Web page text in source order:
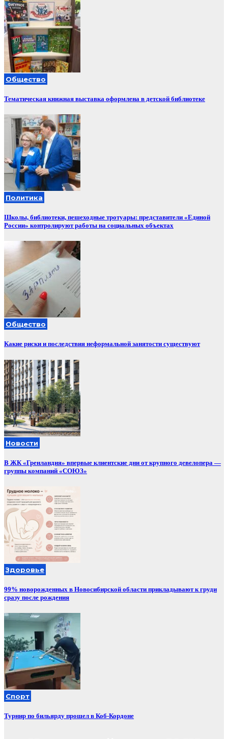
Общество
Тематическая книжная выставка оформлена в детской библиотеке
Политика
Школы, библиотеки, пешеходные тротуары: представители «Единой
России» контролируют работы на социальных объектах
Общество
Какие риски и последствия неформальной занятости существуют
Новости
В ЖК «Гренландия» впервые клиентские дни от крупного девелопера —
группы компаний «СОЮЗ»
Здоровье
99% новорожденных в Новосибирской области прикладывают к груди
сразу после рождения
Спорт
Турнир по бильярду прошел в Коб-Кордоне